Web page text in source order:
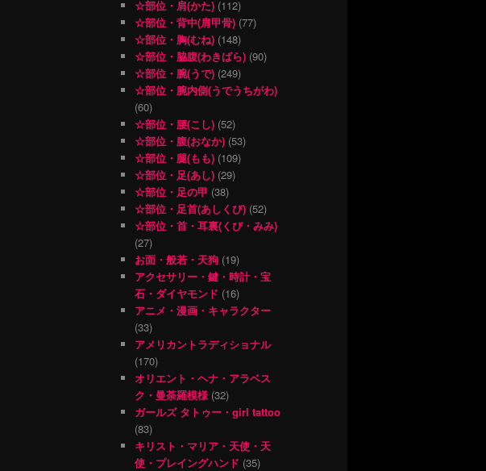
☆部位・肩(かた) (112)
☆部位・背中(肩甲骨) (77)
☆部位・胸(むね) (148)
☆部位・脇腹(わきばら) (90)
☆部位・腕(うで) (249)
☆部位・腕内側(うでうちがわ)
(60)
☆部位・腰(こし) (52)
☆部位・腹(おなか) (53)
☆部位・腿(もも) (109)
☆部位・足(あし) (29)
☆部位・足の甲 (38)
☆部位・足首(あしくび) (52)
☆部位・首・耳裏(くび・みみ)
(27)
お面・般若・天狗 (19)
アクセサリー・鍵・時計・宝
石・ダイヤモンド (16)
アニメ・漫画・キャラクター
(33)
アメリカントラディショナル
(170)
オリエント・ヘナ・アラベス
ク・曼荼羅模様 (32)
ガールズ タトゥー・girl tattoo
(83)
キリスト・マリア・天使・天
使・プレイングハンド (35)